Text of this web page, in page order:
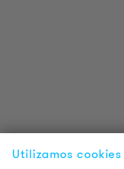
Jobs
Utilizamos cookies